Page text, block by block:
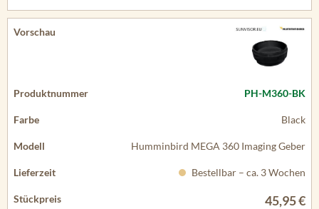
PH-M360-BK
Black
Humminbird MEGA 360 Imaging Geber
Bestellbar – ca. 3 Wochen
45,95 €